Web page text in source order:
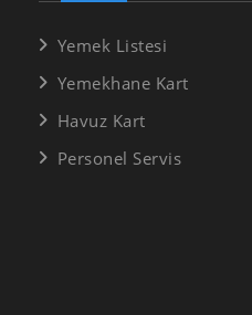
Yemek Listesi
Yemekhane Kart
Havuz Kart
Personel Servis